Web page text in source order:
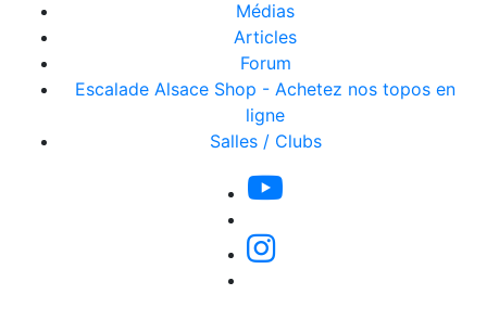
Médias
Articles
Forum
Escalade Alsace Shop - Achetez nos topos en
ligne
Salles / Clubs